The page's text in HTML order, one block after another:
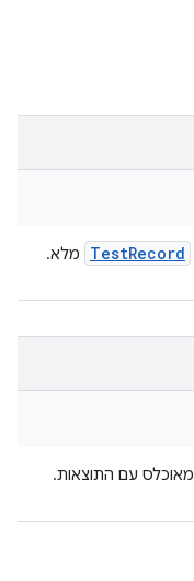
TestRecord מלא.
מאוכלס עם התוצאות.